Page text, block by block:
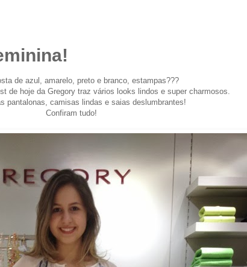
de azul, amarelo, preto e branco, estampas???
de hoje da Gregory traz vários looks lindos e super charmosos.
pantalonas, camisas lindas e saias deslumbrantes!
Confiram tudo!